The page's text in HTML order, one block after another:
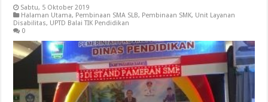
Sabtu, 5 Oktober 2019
Halaman Utama, Pembinaan SMA SLB, Pembinaan SMK, Unit Layanan
Disabilitas, UPTD Balai TIK Pendidikan
0